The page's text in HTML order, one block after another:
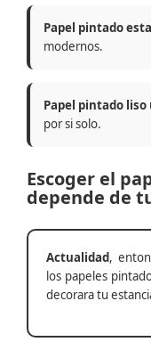
Papel pintado
modernos.
Papel pintado liso
por si solo.
Escoger el
depende de
Actualidad,
los papeles
decorara tu